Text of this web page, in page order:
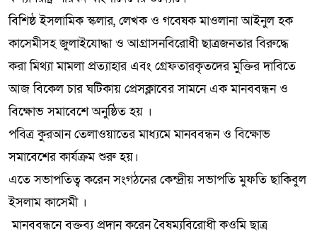
বিশিষ্ঠ ইসলামিক স্কলার, লেখক ও গবেষক মাওলানা আইনুল হক
কাসেমীসহ জুলাইযোদ্ধা ও আগ্রাসনবিরোধী ছাত্রজনতার বিরুদ্ধে
করা মিথ্যা মামলা প্রত্যাহার এবং গ্রেফতারকৃতদের মুক্তির দাবিতে
আজ বিকেল চার ঘটিকায় প্রেসক্লাবের সামনে এক মানববন্ধন ও
বিক্ষোভ সমাবেশে অনুষ্ঠিত হয় ।
পবিত্র কুরআন তেলাওয়াতের মাধ্যমে মানববন্ধন ও বিক্ষোভ
সমাবেশের কার্যক্রম শুরু হয়।
এতে সভাপতিত্ব করেন সংগঠনের কেন্দ্রীয় সভাপতি মুফতি ছাকিবুল
ইসলাম কাসেমী ।
মানববন্ধনে বক্তব্য প্রদান করেন বৈষম্যবিরোধী কওমি ছাত্র